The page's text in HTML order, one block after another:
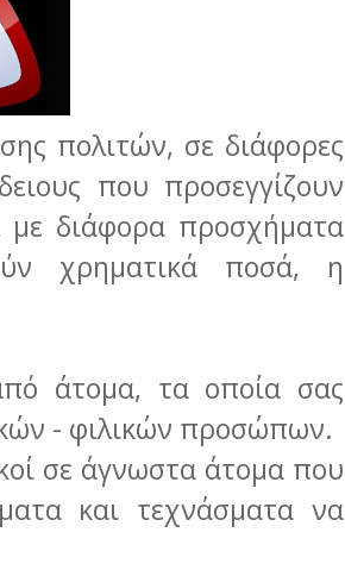
πολιτών, σε διάφορες
που προσεγγίζουν
με διάφορα προσχήματα
χρηματικά ποσά, η
άτομα, τα οποία σας
- φιλικών προσώπων.
σε άγνωστα άτομα που
και τεχνάσματα να